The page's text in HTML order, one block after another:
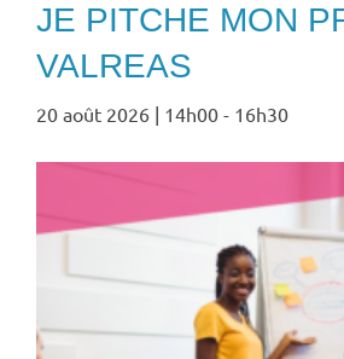
JE PITCHE MON
VALREAS
20 août 2026 | 14h00 - 16h30